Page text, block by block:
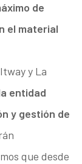
de
el material
y La
entidad
y gestión de
que desde